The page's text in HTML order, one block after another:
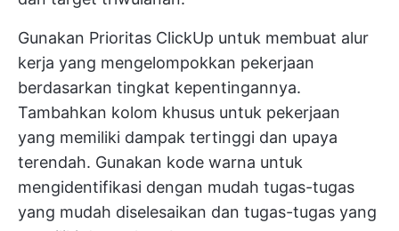
Gunakan Prioritas ClickUp untuk membuat alur
kerja yang mengelompokkan pekerjaan
berdasarkan tingkat kepentingannya.
Tambahkan kolom khusus untuk pekerjaan
yang memiliki dampak tertinggi dan upaya
terendah. Gunakan kode warna untuk
mengidentifikasi dengan mudah tugas-tugas
yang mudah diselesaikan dan tugas-tugas yang